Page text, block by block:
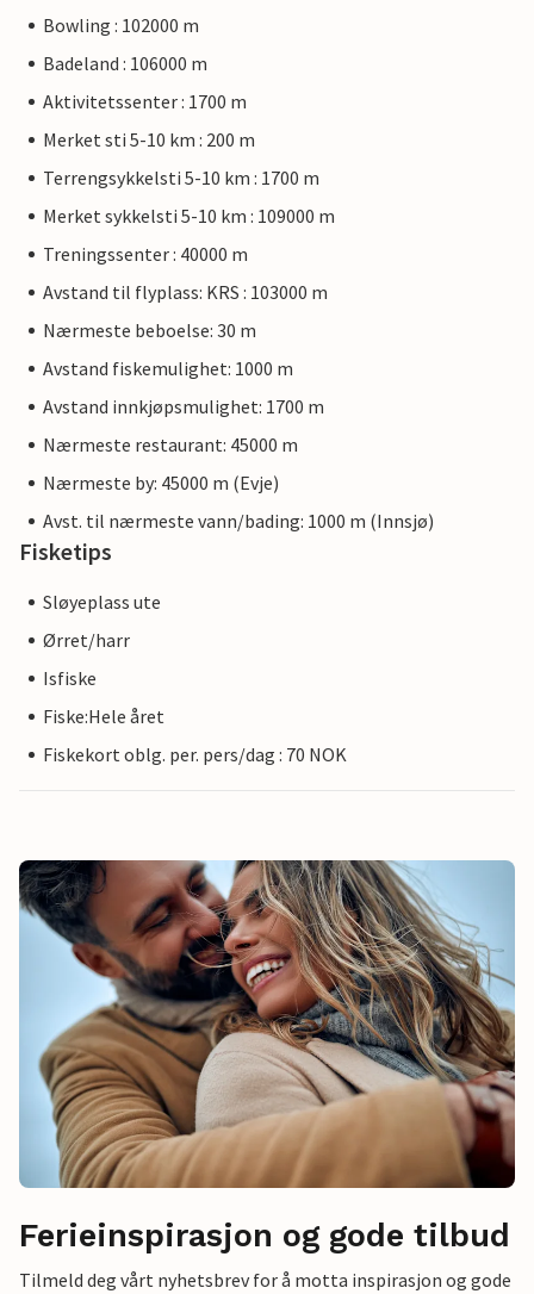
Bowling : 102000 m
Badeland : 106000 m
Aktivitetssenter : 1700 m
Merket sti 5-10 km : 200 m
Terrengsykkelsti 5-10 km : 1700 m
Merket sykkelsti 5-10 km : 109000 m
Treningssenter : 40000 m
Avstand til flyplass: KRS : 103000 m
Nærmeste beboelse: 30 m
Avstand fiskemulighet: 1000 m
Avstand innkjøpsmulighet: 1700 m
Nærmeste restaurant: 45000 m
Nærmeste by: 45000 m (Evje)
Avst. til nærmeste vann/bading: 1000 m (Innsjø)
Fisketips
Sløyeplass ute
Ørret/harr
Isfiske
Fiske:Hele året
Fiskekort oblg. per. pers/dag : 70 NOK
Ferieinspirasjon og gode tilbud
Tilmeld deg vårt nyhetsbrev for å motta inspirasjon og gode